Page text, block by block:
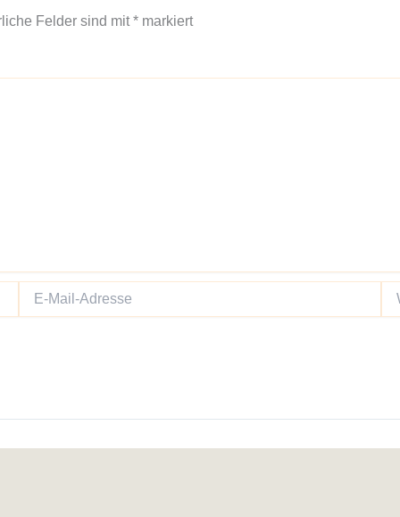
Felder sind mit* markiert
Mail-